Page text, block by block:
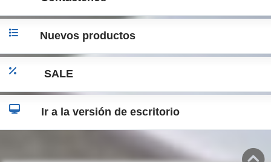
Nuevos productos
SALE
Ir a la versión de escritorio